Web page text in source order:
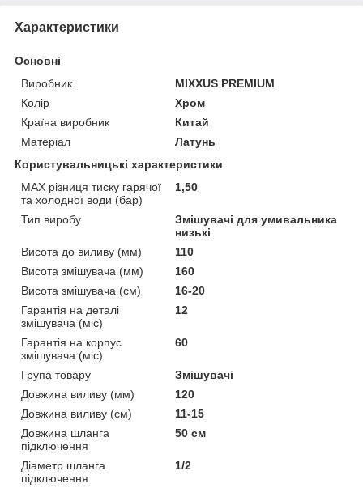
Характеристики
Основні
Виробник
MIXXUS PREMIUM
Колір
Хром
Країна виробник
Китай
Матеріал
Латунь
Користувальницькі характеристики
MAX різниця тиску гарячої
та холодної води (бар)
1,50
Тип виробу
Змішувачі для умивальника
низькі
Висота до виливу (мм)
110
Висота змішувача (мм)
160
Висота змішувача (см)
16-20
Гарантія на деталі
змішувача (міс)
12
Гарантія на корпус
змішувача (міс)
60
Група товару
Змішувачі
Довжина виливу (мм)
120
Довжина виливу (см)
11-15
Довжина шланга
підключення
50 см
Діаметр шланга
підключення
1/2